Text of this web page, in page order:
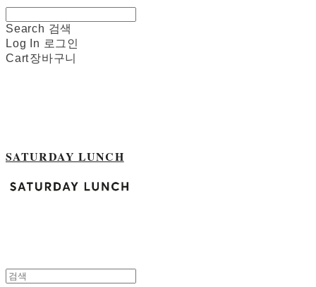
Search 검색
Log In 로그인
Cart장바구니
SATURDAY LUNCH